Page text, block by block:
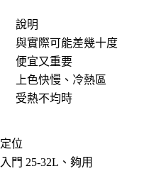
說明
與實際可能差幾十度
便宜又重要
上色快慢、冷熱區
受熱不均時
定位
入門 25-32L、夠用